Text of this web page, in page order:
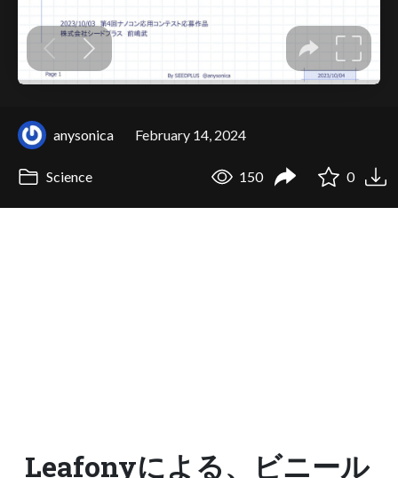
anysonica February 14, 2024
Science 150 0
Leafonyによる、ビニール